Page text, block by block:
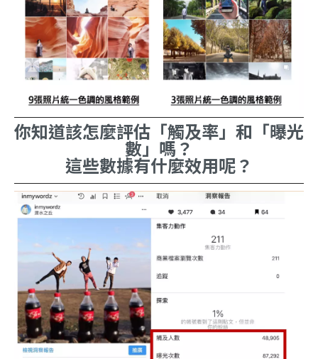
你知道該怎麼評估「觸及率」和「曝光
數」嗎？
這些數據有什麼效用呢？